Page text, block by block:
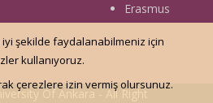
Erasmus
Of Ankara - All Right
şekilde faydalanabilmeniz için
kullanıyoruz.
çerezlere izin vermiş olursunuz.